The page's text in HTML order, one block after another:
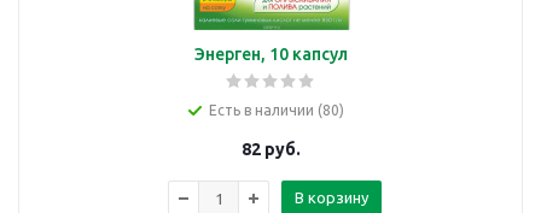
Энерген, 10 капсул
Есть в наличии (80)
82 руб.
В корзину